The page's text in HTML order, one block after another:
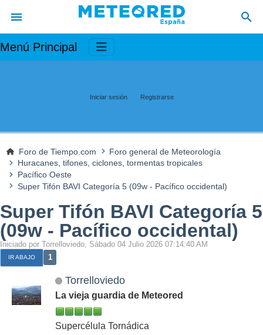
Menú Principal
Iniciar sesión Registrarse
Foro de Tiempo.com
Foro general de Meteorología
Huracanes, tifones, ciclones, tormentas tropicales
Pacífico Oeste
Super Tifón BAVI Categoría 5 (09w - Pacífico occidental)
Super Tifón BAVI Categoría 5
(09w - Pacífico occidental)
Iniciado por Torrelloviedo, Sábado 04 Julio 2026 07:14:40 AM
IR ABAJO 1
Torrelloviedo
La vieja guardia de Meteored
Supercélula Tornádica